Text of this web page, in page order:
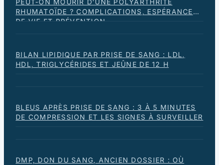
PEUT-ON MOURIR D’UNE POLYARTHRITE
RHUMATOÏDE ? COMPLICATIONS, ESPÉRANCE
DE VIE ET PRÉVENTION
BILAN LIPIDIQUE PAR PRISE DE SANG : LDL,
HDL, TRIGLYCÉRIDES ET JEÛNE DE 12 H
BLEUS APRÈS PRISE DE SANG : 3 À 5 MINUTES
DE COMPRESSION ET LES SIGNES À SURVEILLER
DMP, DON DU SANG, ANCIEN DOSSIER : OÙ